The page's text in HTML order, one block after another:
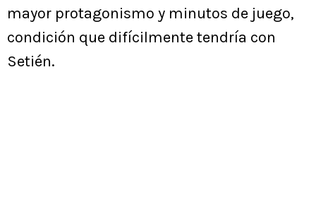
mayor protagonismo y minutos de juego,
condición que difícilmente tendría con
Setién.